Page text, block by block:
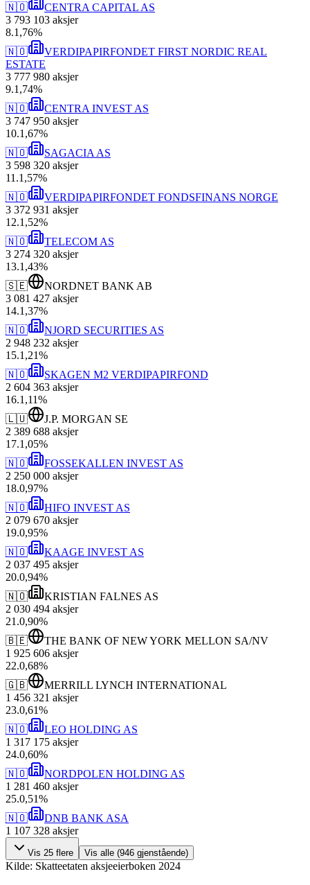
🇳🇴
CENTRA CAPITAL AS
3 793 103 aksjer
8.1,76%
🇳🇴
VERDIPAPIRFONDET FIRST NORDIC REAL
ESTATE
3 777 980 aksjer
9.1,74%
🇳🇴
CENTRA INVEST AS
3 747 950 aksjer
10.1,67%
🇳🇴
SAGACIA AS
3 598 320 aksjer
11 .1,57%
🇳🇴
VERDIPAPIRFONDET FONDSFINANS NORGE
3 372 931 aksjer
12.1,52%
🇳🇴
TELECOM AS
3 274 320 aksjer
13.1,43%
🇸🇪
NORDNET BANK AB
3 081 427 aksjer
14.1,37%
🇳🇴
NJORD SECURITIES AS
2 948 232 aksjer
15.1,21%
🇳🇴
SKAGEN M2 VERDIPAPIRFOND
2 604 363 aksjer
16.1,11%
🇱🇺
J.P. MORGAN SE
2 389 688 aksjer
17.1,05%
🇳🇴
FOSSEKALLEN INVEST AS
2 250 000 aksjer
18.0,97%
🇳🇴
HIFO INVEST AS
2 079 670 aksjer
19.0,95%
🇳🇴
KAAGE INVEST AS
2 037 495 aksjer
20.0,94%
🇳🇴
KRISTIAN FALNES AS
2 030 494 aksjer
21 .0,90%
🇧🇪
THE BANK OF NEW YORK MELLON SA/NV
1 925 606 aksjer
22.0,68%
🇬🇧
MERRILL LYNCH INTERNATIONAL
1 456 321 aksjer
23.0,61%
🇳🇴
LEO HOLDING AS
1 317 175 aksjer
24.0,60%
🇳🇴
NORDPOLEN HOLDING AS
1 281 460 aksjer
25.0,51%
🇳🇴
DNB BANK ASA
1 107 328 aksjer
Vis 25 flere Vis alle (946 gjenstående)
Kilde: Skatteetaten aksjeeierboken 2024